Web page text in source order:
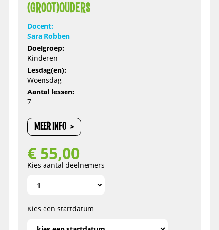
(GROOT)OUDERS
Docent:
Sara Robben
Doelgroep:
Kinderen
Lesdag(en):
Woensdag
Aantal lessen:
7
MEER INFO
€ 55,00
Kies aantal deelnemers
Kies een startdatum